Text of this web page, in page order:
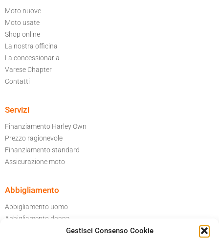
Gestisci Consenso Cookie
Moto nuove
Moto usate
Shop online
La nostra officina
La concessionaria
Varese Chapter
Contatti
Servizi
Finanziamento Harley Own
Prezzo ragionevole
Finanziamento standard
Assicurazione moto
Abbigliamento
Abbigliamento uomo
Abbigliamento donna